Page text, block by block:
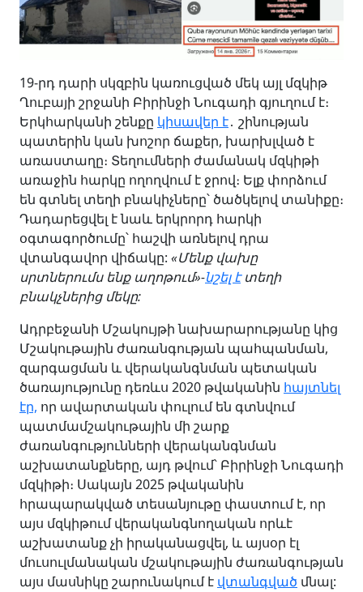
19-րդ դարի սկզբին կառուցված մեկ այլ մզկիթ
Ղուբայի շրջանի Բիրինջի Նուգադի գյուղում է։
Երկհարկանի շենքը կիսավեր է․ շինության
պատերին կան խոշոր ճաքեր, խարխլված է
առաստաղը։ Տեղումների ժամանակ մզկիթի
առաջին հարկը ողողվում է ջրով։ Ելք փորձում
են գտնել տեղի բնակիչները՝ ծածկելով տանիքը։
Դադարեցվել է նաև երկրորդ հարկի
օգտագործումը՝ հաշվի առնելով դրա
վտանգավոր վիճակը: «Մենք վախը
սրտներումս ենք աղոթում»-նշել է տեղի
բնակչներից մեկը:
Ադրբեջանի Մշակույթի նախարարությանը կից
Մշակութային ժառանգության պահպանման,
զարգացման և վերականգնման պետական
ծառայությունը դեռևս 2020 թվականին հայտնել
էր, որ ավարտական փուլում են գտնվում
պատմամշակութային մի շարք
ժառանգությունների վերականգնման
աշխատանքները, այդ թվում՝ Բիրինջի Նուգադի
մզկիթի։ Սակայն 2025 թվականին
հրապարակված տեսանյութը փաստում է, որ
այս մզկիթում վերականգնողական որևէ
աշխատանք չի իրականացվել, և այսօր էլ
մուսուլմանական մշակութային ժառանգության
այս մասնիկը շարունակում է վտանգված մնալ: